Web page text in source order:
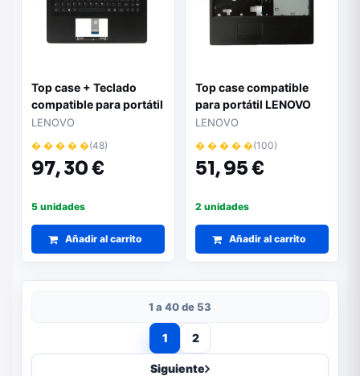
Top case + Teclado
compatible para portátil
LENOVO Yoga 500
Negro 5CB0J34008
LENOVO
� � � � �(48)
97,30 €
5 unidades
Añadir al carrito
Top case compatible
para portátil LENOVO
100-15IBD Negro
5CB0K25447
LENOVO
� � � � �(100)
51,95 €
2 unidades
Añadir al carrito
1 a 40 de 53
1 2
Siguiente